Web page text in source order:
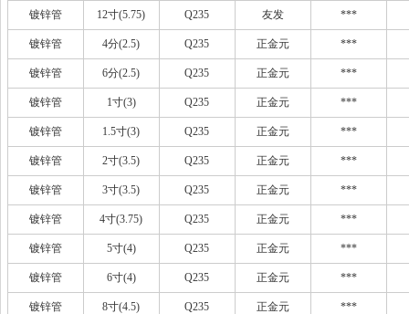
镀锌管 12寸(5.75) Q235 友发 ***
镀锌管 4分(2.5) Q235 正金元 ***
镀锌管 6分(2.5) Q235 正金元 ***
镀锌管 1寸(3) Q235 正金元 ***
镀锌管 1.5寸(3) Q235 正金元 ***
镀锌管 2寸(3.5) Q235 正金元 ***
镀锌管 3寸(3.5) Q235 正金元 ***
镀锌管 4寸(3.75) Q235 正金元 ***
镀锌管 5寸(4) Q235 正金元 ***
镀锌管 6寸(4) Q235 正金元 ***
镀锌管 8寸(4.5) Q235 正金元 ***